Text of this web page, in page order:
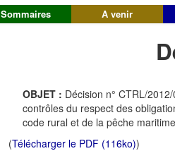
Sommaires A venir
OBJET : Décision n° CTRL/
contrôles du respect des
code rural et de la pêche
(Télécharger le PDF (116ko))